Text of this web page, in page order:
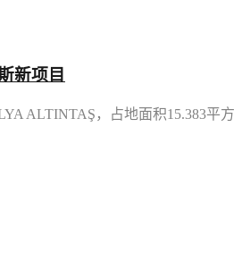
新项目
ALTINTAŞ，占地面积15.383平方